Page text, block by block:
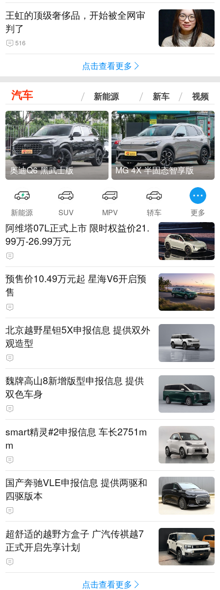
王虹的顶级奢侈品，开始被全网审
判了
516
点击查看更多
汽车 新能源 新车 视频
奥迪Q6 黑武士版 MG 4X 半固态智享版
新能源 SUV MPV 轿车 更多
阿维塔07L正式上市 限时权益价21.
99万-26.99万元
预售价10.49万元起 星海V6开启预
售
北京越野星钽5X申报信息 提供双外
观造型
魏牌高山8新增版型申报信息 提供
双色车身
smart精灵#2申报信息 车长2751m
m
国产奔驰VLE申报信息 提供两驱和
四驱版本
超舒适的越野方盒子 广汽传祺越7
正式开启先享计划
点击查看更多